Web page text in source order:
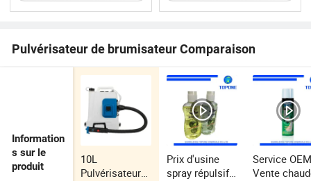
Pulvérisateur de brumisateur Comparaison
Information
s sur le
produit
10L
Pulvérisateur
Prix d'usine
spray répulsif
Service
Vente